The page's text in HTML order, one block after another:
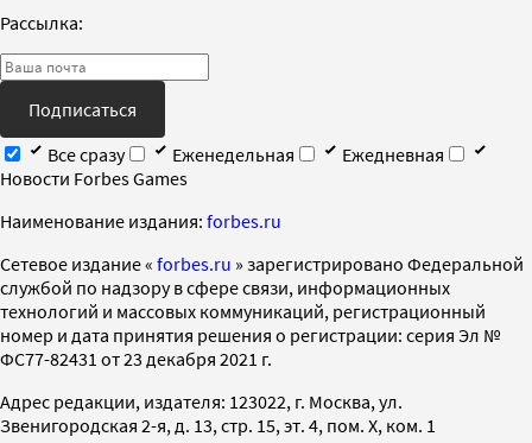
Рассылка:
Подписаться
Все сразу
Еженедельная
Ежедневная
Новости Forbes Games
Наименование издания: forbes.ru
Cетевое издание « forbes.ru » зарегистрировано Федеральной
службой по надзору в сфере связи, информационных
технологий и массовых коммуникаций, регистрационный
номер и дата принятия решения о регистрации: серия Эл №
ФС77-82431 от 23 декабря 2021 г.
Адрес редакции, издателя: 123022, г. Москва, ул.
Звенигородская 2-я, д. 13, стр. 15, эт. 4, пом. X, ком. 1